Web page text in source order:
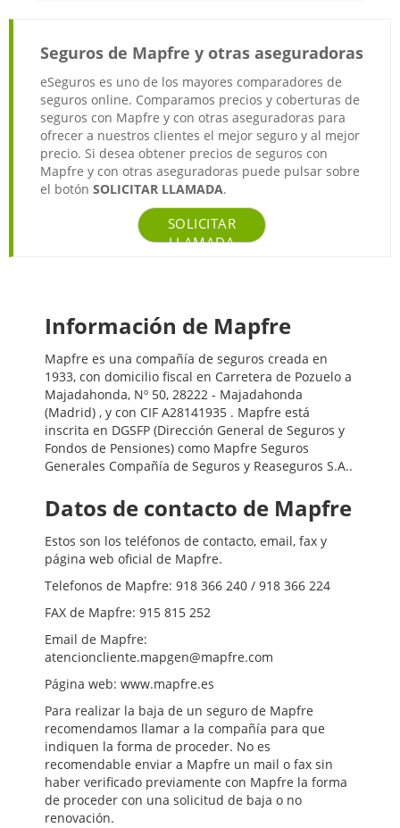
Seguros de Mapfre y otras aseguradoras
eSeguros es uno de los mayores comparadores de
seguros online. Comparamos precios y coberturas de
seguros con Mapfre y con otras aseguradoras para
ofrecer a nuestros clientes el mejor seguro y al mejor
precio. Si desea obtener precios de seguros con
Mapfre y con otras aseguradoras puede pulsar sobre
el botón SOLICITAR LLAMADA.
SOLICITAR
LLAMADA
Información de Mapfre
Mapfre es una compañía de seguros creada en
1933, con domicilio fiscal en Carretera de Pozuelo a
Majadahonda, Nº 50, 28222 - Majadahonda
(Madrid) , y con CIF A28141935 . Mapfre está
inscrita en DGSFP (Dirección General de Seguros y
Fondos de Pensiones) como Mapfre Seguros
Generales Compañía de Seguros y Reaseguros S.A..
Datos de contacto de Mapfre
Estos son los teléfonos de contacto, email, fax y
página web oficial de Mapfre.
Telefonos de Mapfre: 918 366 240 / 918 366 224
FAX de Mapfre: 915 815 252
Email de Mapfre:
atencioncliente.mapgen@mapfre.com
Página web: www.mapfre.es
Para realizar la baja de un seguro de Mapfre
recomendamos llamar a la compañía para que
indiquen la forma de proceder. No es
recomendable enviar a Mapfre un mail o fax sin
haber verificado previamente con Mapfre la forma
de proceder con una solicitud de baja o no
renovación.